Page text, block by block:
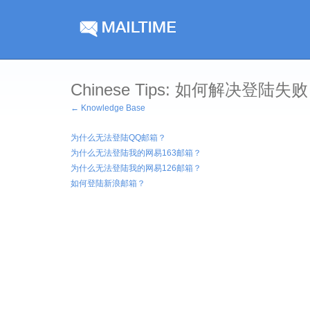
Chinese Tips: 如何解决登陆失
← Knowledge Base
为什么无法登陆QQ邮箱？
为什么无法登陆我的网易163邮箱？
为什么无法登陆我的网易126邮箱？
如何登陆新浪邮箱？